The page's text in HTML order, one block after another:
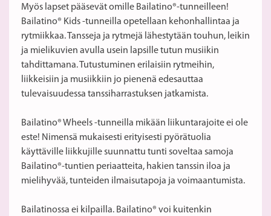
Myös lapset pääsevät omille Bailatino®-tunneilleen!
Bailatino® Kids -tunneilla opetellaan kehonhallintaa ja
rytmiikkaa. Tansseja ja rytmejä lähestytään touhun, leikin
ja mielikuvien avulla usein lapsille tutun musiikin
tahdittamana. Tutustuminen erilaisiin rytmeihin,
liikkeisiin ja musiikkiin jo pienenä edesauttaa
tulevaisuudessa tanssiharrastuksen jatkamista.
Bailatino® Wheels -tunneilla mikään liikuntarajoite ei ole
este! Nimensä mukaisesti erityisesti pyörätuolia
käyttäville liikkujille suunnattu tunti soveltaa samoja
Bailatino®-tuntien periaatteita, hakien tanssin iloa ja
mielihyvää, tunteiden ilmaisutapoja ja voimaantumista.
Bailatinossa ei kilpailla. Bailatino® voi kuitenkin